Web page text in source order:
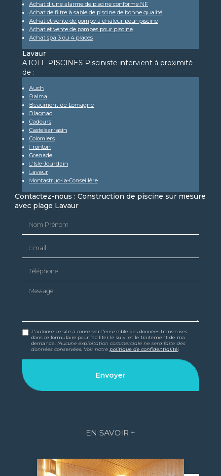
Achat d'une alarme de piscine conforme NF
Achat de filtre à sable de piscine de bonne qualité
Achat et vente de pompe à chaleur pour piscine
Achat et vente de pompes pour piscine
Achat spa 3 ou 4 places
Lavaur
ATOLL PISCINES Pisciniste intervient à proximité
de :
Auch
Balma
Beaumont-de-Lomagne
Blagnac
Cadours
Castelsarrasin
Colomiers
Fronton
Grenade
L'Isle-Jourdain
Lavaur
Montastruc-la-Conseillère
Contactez-nous : Construction de piscine sur mesure
avec plage Lavaur
Message
J'autorise ce site à conserver l'ensemble des données transmises
dans ce formulaire pour faciliter le suivi et le traitement de ma
demande. (Aucune exploitation commerciale ne sera faite des
données conservées. Voir notrepolitique de confidentialité)
EN SAVOIR +